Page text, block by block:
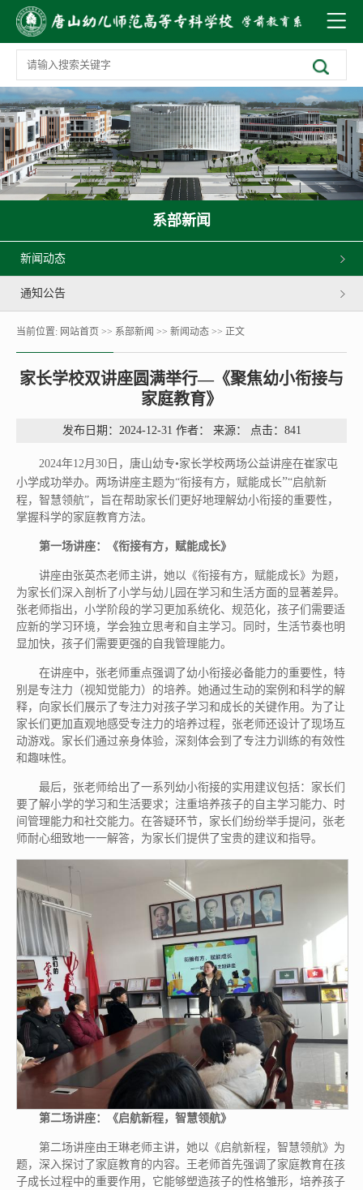
系部新闻
新闻动态
通知公告
当前位置: 网站首页 >> 系部新闻 >> 新闻动态 >> 正文
家长学校双讲座圆满举行—《聚焦幼小衔接与
家庭教育》
发布日期：2024-12-31 作者： 来源： 点击： 841
2024年12月30日，唐山幼专•家长学校两场公益讲座在崔家屯
小学成功举办。两场讲座主题为“衔接有方，赋能成长”“启航新
程，智慧领航”，旨在帮助家长们更好地理解幼小衔接的重要性，
掌握科学的家庭教育方法。
第一场讲座：《衔接有方，赋能成长》
讲座由张英杰老师主讲，她以《衔接有方，赋能成长》为题，
为家长们深入剖析了小学与幼儿园在学习和生活方面的显著差异。
张老师指出，小学阶段的学习更加系统化、规范化，孩子们需要适
应新的学习环境，学会独立思考和自主学习。同时，生活节奏也明
显加快，孩子们需要更强的自我管理能力。
在讲座中，张老师重点强调了幼小衔接必备能力的重要性，特
别是专注力（视知觉能力）的培养。她通过生动的案例和科学的解
释，向家长们展示了专注力对孩子学习和成长的关键作用。为了让
家长们更加直观地感受专注力的培养过程，张老师还设计了现场互
动游戏。家长们通过亲身体验，深刻体会到了专注力训练的有效性
和趣味性。
最后，张老师给出了一系列幼小衔接的实用建议包括：家长们
要了解小学的学习和生活要求；注重培养孩子的自主学习能力、时
间管理能力和社交能力。在答疑环节，家长们纷纷举手提问，张老
师耐心细致地一一解答，为家长们提供了宝贵的建议和指导。
第二场讲座：《启航新程，智慧领航》
第二场讲座由王琳老师主讲，她以《启航新程，智慧领航》为
题，深入探讨了家庭教育的内容。王老师首先强调了家庭教育在孩
子成长过程中的重要作用，它能够塑造孩子的性格雏形，培养孩子